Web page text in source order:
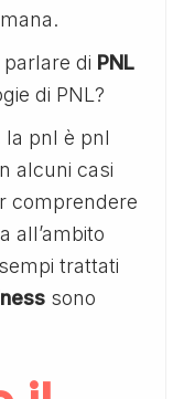
di PNL
di PNL?
la pnl è pnl
alcuni casi
comprendere
all’ambito
trattati
sono